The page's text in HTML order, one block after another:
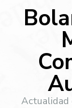
Actualidad